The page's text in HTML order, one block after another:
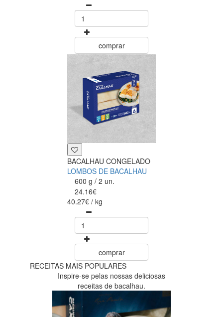
comprar
BACALHAU CONGELADO
LOMBOS DE BACALHAU
600 g / 2 un.
24.16€
40.27€ / kg
comprar
RECEITAS MAIS POPULARES
Inspire-se pelas nossas deliciosas
receitas de bacalhau.